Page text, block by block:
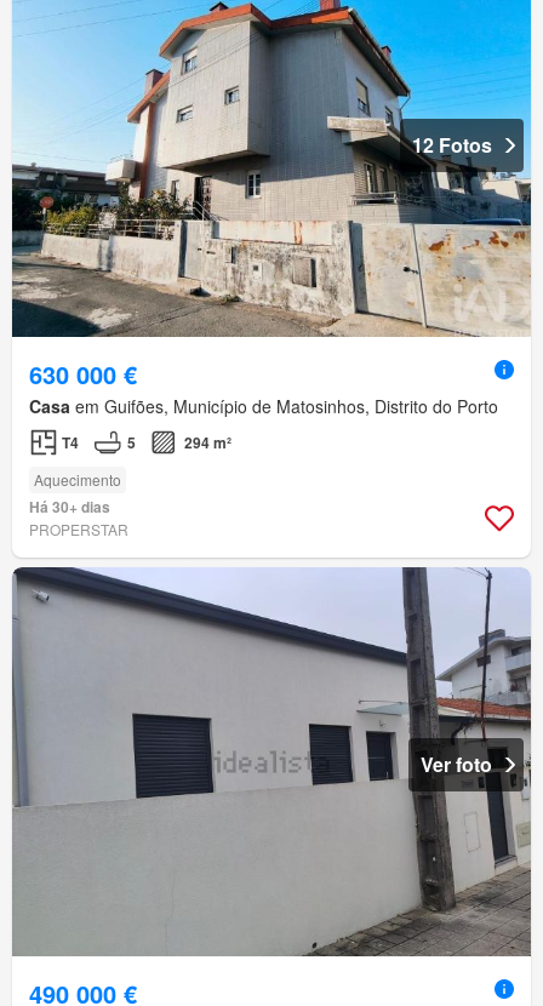
12 Fotos
630 000 €
Casa em Guifões, Município de Matosinhos, Distrito do Porto
T4 5 294 m²
Aquecimento
Há 30+ dias
PROPERSTAR
Ver foto
490 000 €